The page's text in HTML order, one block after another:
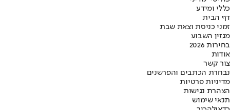
כללי ומידע
דף הבית
זמני כניסת וצאת שבת
מגזין השבוע
בחירות 2026
אודות
צור קשר
נבחרת הכתבים והפרשנים
מדיניות פרטיות
הצהרת נגישות
תנאי שימוש